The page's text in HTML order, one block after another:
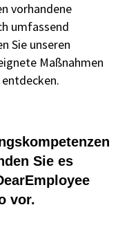
vorhandene
umfassend
Sie unseren
Maßnahmen
Sie es
vor.